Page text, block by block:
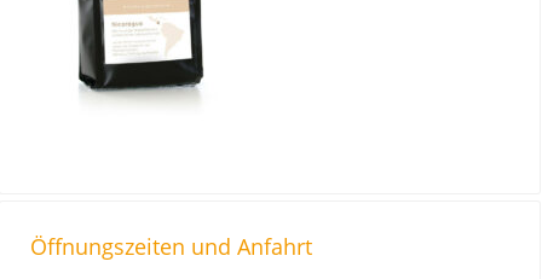
Öffnungszeiten und Anfahrt